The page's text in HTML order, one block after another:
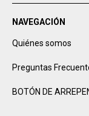
NAVEGACIÓN
Quiénes somos
Preguntas
BOTÓN DE